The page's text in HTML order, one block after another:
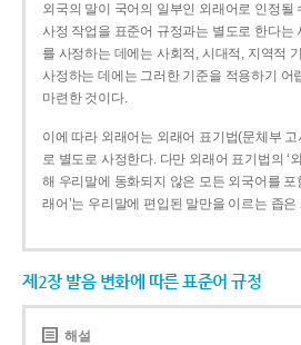
외국의 말이 국어의 일부인 외래어로 인정될
사정 작업을 표준어 규정과는 별도로 한다는
를 사정하는 데에는 사회적, 시대적, 지역적
사정하는 데에는 그러한 기준을 적용하기 어
마련한 것이다.
이에 따라 외래어는 외래어 표기법(문체부
로 별도로 사정한다. 다만 외래어 표기법의 ‘
해 우리말에 동화되지 않은 모든 외국어를 포
래어’는 우리말에 편입된 말만을 이르는 좁은
제2장 발음 변화에 따른 표준어 규정
해설